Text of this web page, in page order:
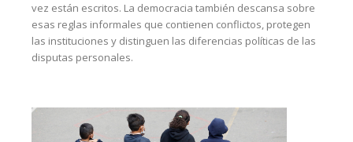
vez están escritos. La democracia también descansa sobre
esas reglas informales que contienen conflictos, protegen
las instituciones y distinguen las diferencias políticas de las
disputas personales.